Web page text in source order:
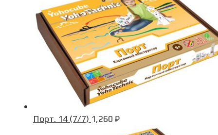
Порт. 14 (7/7) 1,260 ₽